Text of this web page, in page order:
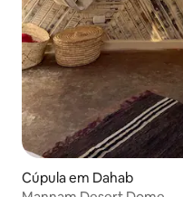
Cúpula em Dahab